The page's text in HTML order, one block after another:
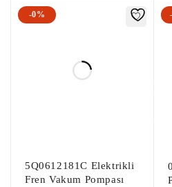
Sanruf Motoru, Sanruf
Debriyaj Aksiyoneri,
EPC Beyni, Çıkma EPC
-0%
5Q0612181C Elektrikli
Fren Vakum Pompası